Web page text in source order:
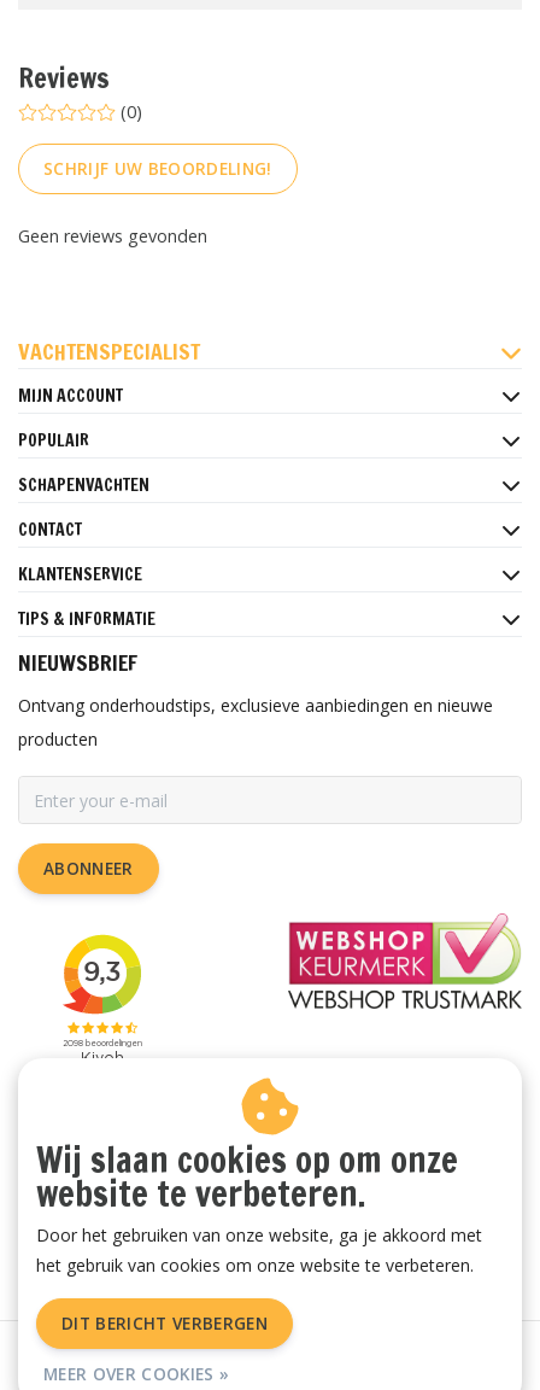
Reviews
(0)
SCHRIJF UW BEOORDELING!
Geen reviews gevonden
VACHTENSPECIALIST
MIJN ACCOUNT
POPULAIR
SCHAPENVACHTEN
CONTACT
KLANTENSERVICE
TIPS & INFORMATIE
NIEUWSBRIEF
Ontvang onderhoudstips, exclusieve aanbiedingen en nieuwe
producten
ABONNEER
Algemene voorwaarden | Privacy Policy
Wij slaan cookies op om onze
website te verbeteren.
Door het gebruiken van onze website, ga je akkoord met
het gebruik van cookies om onze website te verbeteren.
DIT BERICHT VERBERGEN
MEER OVER COOKIES »